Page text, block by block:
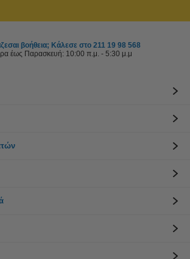
βοήθεια; Κάλεσε στο 211 19 98 568
έως Παρασκευή: 10:00 π.μ. - 5:30 μ.μ